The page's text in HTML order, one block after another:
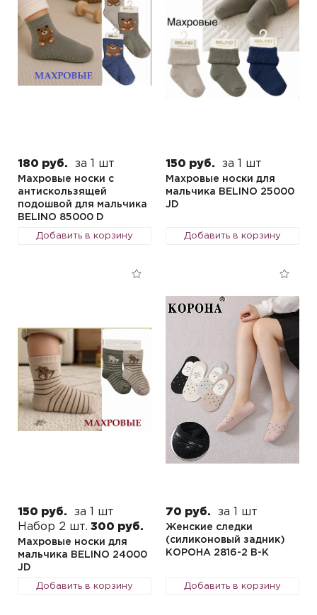
180 руб. за 1 шт
Махровые носки с
антискользящей
подошвой для мальчика
BELINO 85000 D
Добавить в корзину
150 руб. за 1 шт
Махровые носки для
мальчика BELINO 25000
JD
Добавить в корзину
150 руб.
за 1 шт
Набор 2 шт. 300 руб.
Махровые носки для
мальчика BELINO 24000
JD
Добавить в корзину
70 руб. за 1 шт
Женские следки
(силиконовый задник)
КОРОНА 2816-2 B-K
Добавить в корзину